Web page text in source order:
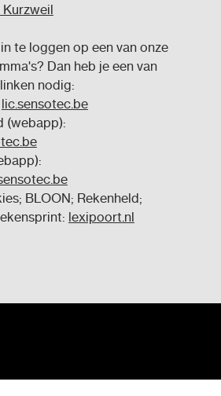
te loggen op een van onze
Dan heb je een van
nodig:
lic.sensotec.be
(webapp):
BLOON; Rekenheld;
lexipoort.nl